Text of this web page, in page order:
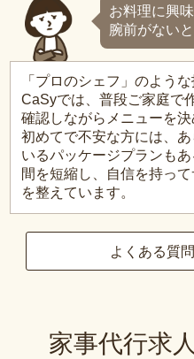
お料理に興
腕前がない
「プロのシェフ」のよう
CaSyでは、普段ご家庭で
確認しながらメニューを決
初めてで不安な方には、
いるパッケージプランも
間を短縮し、自信を持っ
を整えています。
よくある質
家事代行求